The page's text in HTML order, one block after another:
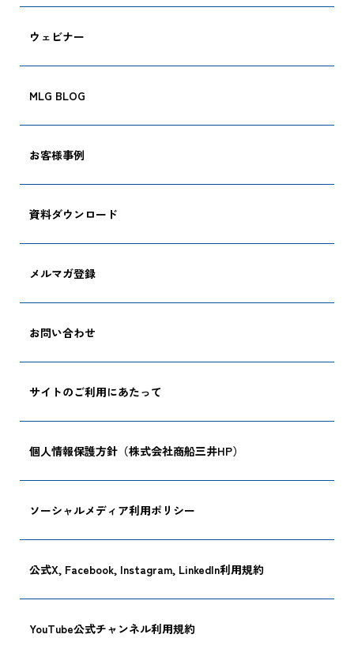
ウェビナー
MLG BLOG
お客様事例
資料ダウンロード
メルマガ登録
お問い合わせ
サイトのご利用にあたって
個人情報保護方針（株式会社商船三井HP）
ソーシャルメディア利用ポリシー
公式X, Facebook, Instagram, LinkedIn利用規約
YouTube公式チャンネル利用規約